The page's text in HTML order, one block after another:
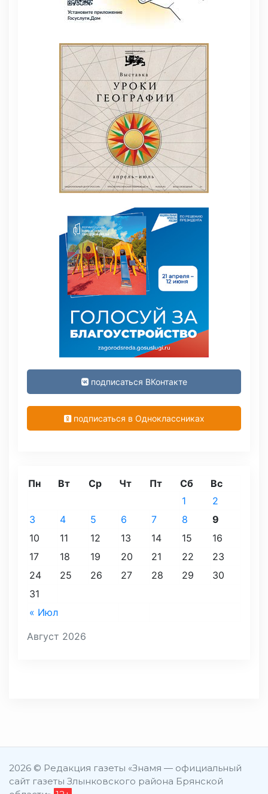
подписаться ВКонтакте
подписаться в Одноклассниках
Август 2026
Пн Вт Ср Чт Пт Сб Вс
« Июл
1
2
3
4 5 6 7 8
9
10
11 12 13 14 15
16
17
18 19 20 21 22
23
24
25 26 27 28 29
30
31
2026 © Редакция газеты «Знамя — официальный
сайт газеты Злынковского района Брянской